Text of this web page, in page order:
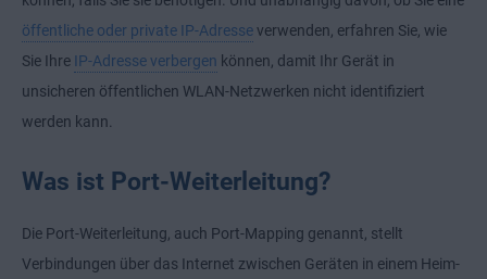
öffentliche oder private IP-Adresseverwenden, erfahren Sie, wie
Sie Ihre IP-Adresse verbergen können, damit Ihr Gerät in
unsicheren öffentlichen WLAN-Netzwerken nicht identifiziert
werden kann.
Was ist Port-Weiterleitung?
Die Port-Weiterleitung, auch Port-Mapping genannt, stellt
Verbindungen über das Internet zwischen Geräten in einem Heim-